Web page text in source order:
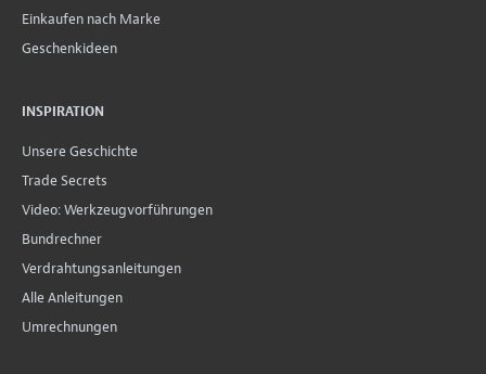
Einkaufen nach Marke
Geschenkideen
INSPIRATION
Unsere Geschichte
Trade Secrets
Video: Werkzeugvorführungen
Bundrechner
Verdrahtungsanleitungen
Alle Anleitungen
Umrechnungen